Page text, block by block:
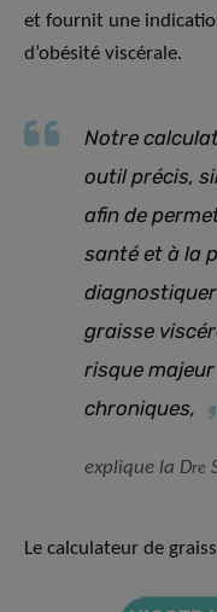
et fournit une
d’obésité viscérale.
Notre
outil précis,
afin de
santé et à la
graisse
risque
chroniques,
explique la Dre
Le calculateur de